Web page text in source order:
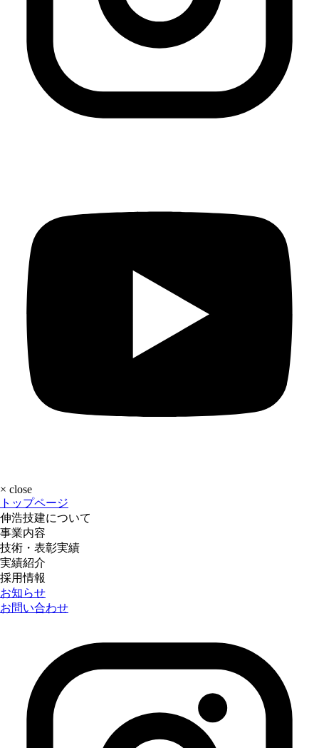
× close
トップページ
伸浩技建について
事業内容
技術・表彰実績
実績紹介
採用情報
お知らせ
お問い合わせ